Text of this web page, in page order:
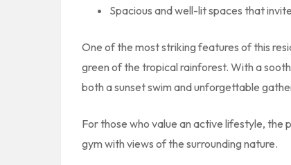
Spacious and well-lit spaces that
One of the most striking features of this
green of the tropical rainforest. With a
both a sunset swim and unforgettable
For those who value an active lifestyle, the
gym with views of the surrounding nature.